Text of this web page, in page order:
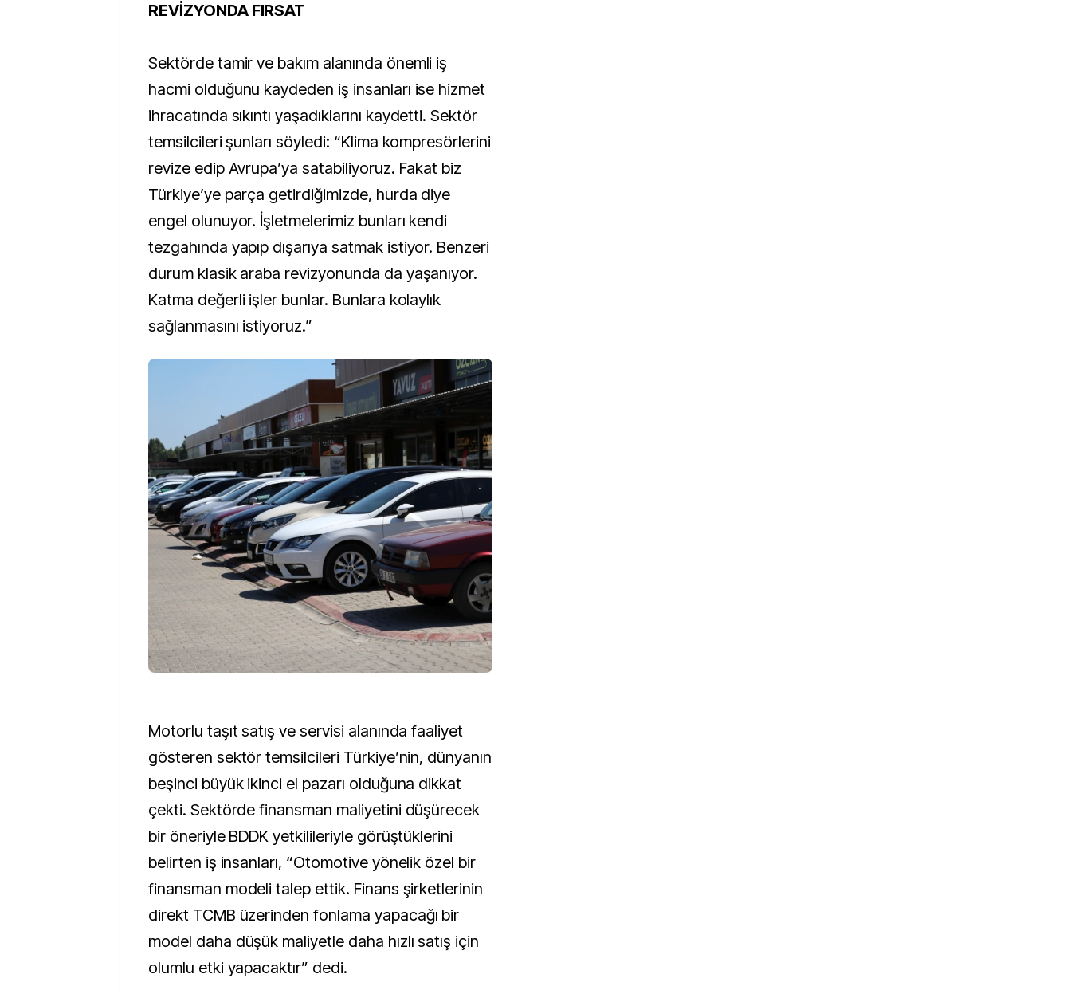
REVİZYONDA FIRSAT
Sektörde tamir ve bakım alanında önemli iş
hacmi olduğunu kaydeden iş insanları ise hizmet
ihracatında sıkıntı yaşadıklarını kaydetti. Sektör
temsilcileri şunları söyledi: “Klima kompresörlerini
revize edip Avrupa’ya satabiliyoruz. Fakat biz
Türkiye’ye parça getirdiğimizde, hurda diye
engel olunuyor. İşletmelerimiz bunları kendi
tezgahında yapıp dışarıya satmak istiyor. Benzeri
durum klasik araba revizyonunda da yaşanıyor.
Katma değerli işler bunlar. Bunlara kolaylık
sağlanmasını istiyoruz.”
Motorlu taşıt satış ve servisi alanında faaliyet
gösteren sektör temsilcileri Türkiye’nin, dünyanın
beşinci büyük ikinci el pazarı olduğuna dikkat
çekti. Sektörde finansman maliyetini düşürecek
bir öneriyle BDDK yetkilileriyle görüştüklerini
belirten iş insanları, “Otomotive yönelik özel bir
finansman modeli talep ettik. Finans şirketlerinin
direkt TCMB üzerinden fonlama yapacağı bir
model daha düşük maliyetle daha hızlı satış için
olumlu etki yapacaktır” dedi.